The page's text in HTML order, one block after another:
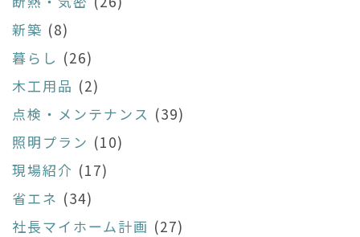
新築 (8)
暮らし (26)
木工用品 (2)
点検・メンテナンス (39)
照明プラン (10)
現場紹介 (17)
省エネ (34)
社長マイホーム計画 (27)